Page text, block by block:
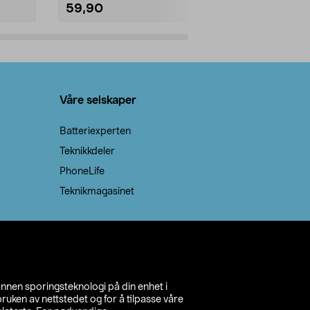
sporingsteknologi på din enhet i
av nettstedet og for å tilpasse våre
59,90
Våre selskaper
Batteriexperten
Teknikkdeler
PhoneLife
Teknikmagasinet